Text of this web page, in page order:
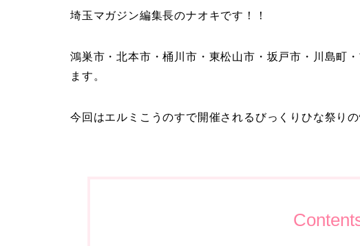
埼玉マガジン編集長のナオキです！！
鴻巣市・北本市・桶川市・東松山市・坂戸市・川島町
ます。
今回はエルミこうのすで開催されるびっくりひな祭りの